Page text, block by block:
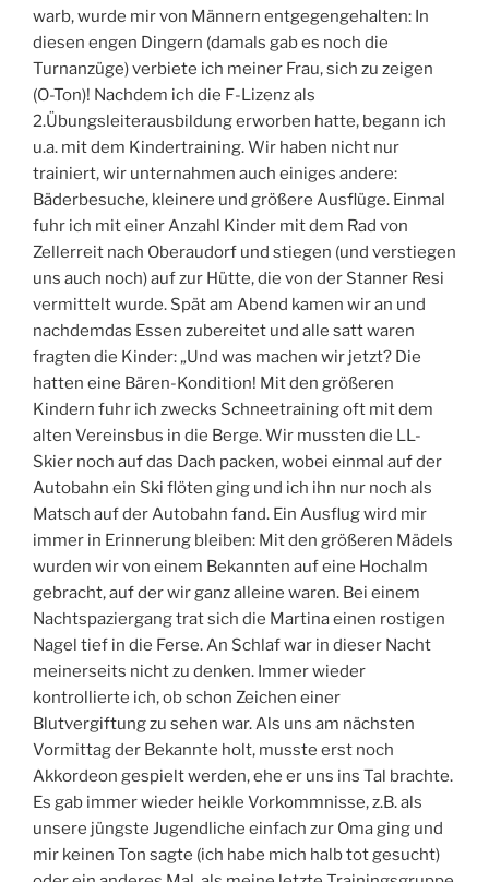
warb, wurde mir von Männern entgegengehalten: In
diesen engen Dingern (damals gab es noch die
Turnanzüge) verbiete ich meiner Frau, sich zu zeigen
(O-Ton)! Nachdem ich die F-Lizenz als
2.Übungsleiterausbildung erworben hatte, begann ich
u.a. mit dem Kindertraining. Wir haben nicht nur
trainiert, wir unternahmen auch einiges andere:
Bäderbesuche, kleinere und größere Ausflüge. Einmal
fuhr ich mit einer Anzahl Kinder mit dem Rad von
Zellerreit nach Oberaudorf und stiegen (und verstiegen
uns auch noch) auf zur Hütte, die von der Stanner Resi
vermittelt wurde. Spät am Abend kamen wir an und
nachdemdas Essen zubereitet und alle satt waren
fragten die Kinder: „Und was machen wir jetzt? Die
hatten eine Bären-Kondition! Mit den größeren
Kindern fuhr ich zwecks Schneetraining oft mit dem
alten Vereinsbus in die Berge. Wir mussten die LL-
Skier noch auf das Dach packen, wobei einmal auf der
Autobahn ein Ski flöten ging und ich ihn nur noch als
Matsch auf der Autobahn fand. Ein Ausflug wird mir
immer in Erinnerung bleiben: Mit den größeren Mädels
wurden wir von einem Bekannten auf eine Hochalm
gebracht, auf der wir ganz alleine waren. Bei einem
Nachtspaziergang trat sich die Martina einen rostigen
Nagel tief in die Ferse. An Schlaf war in dieser Nacht
meinerseits nicht zu denken. Immer wieder
kontrollierte ich, ob schon Zeichen einer
Blutvergiftung zu sehen war. Als uns am nächsten
Vormittag der Bekannte holt, musste erst noch
Akkordeon gespielt werden, ehe er uns ins Tal brachte.
Es gab immer wieder heikle Vorkommnisse, z.B. als
unsere jüngste Jugendliche einfach zur Oma ging und
mir keinen Ton sagte (ich habe mich halb tot gesucht)